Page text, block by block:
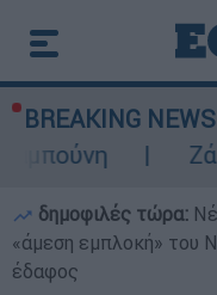
BREAKING
Ζάκυνθος: Τι
δημοφιλές τώρα:
«άμεση εμπλοκή» του
έδαφος